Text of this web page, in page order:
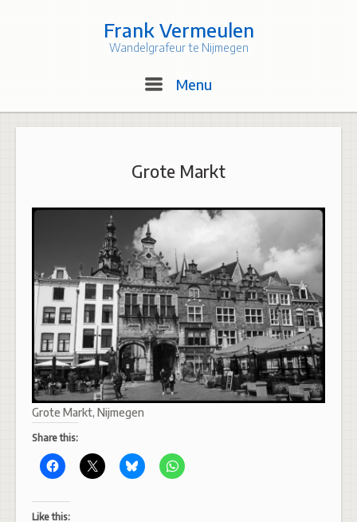
Frank Vermeulen
Wandelgrafeur te Nijmegen
Menu
Grote Markt
Grote Markt, Nijmegen
Share this:
Like this: